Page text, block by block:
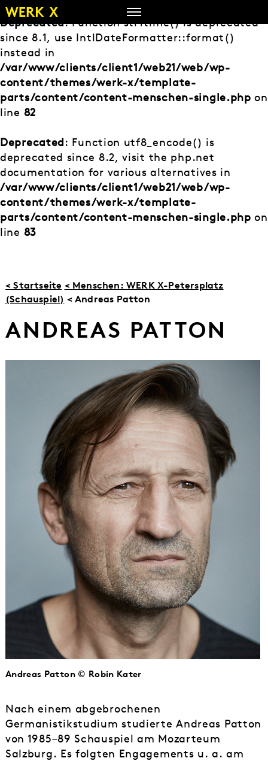
Zum
Inhalt
springen
Deprecated: Function strftime() is deprecated
since 8.1, use IntlDateFormatter::format()
instead in
/var/www/clients/client1/web21/web/wp-
content/themes/werk-x/template-
parts/content/content-menschen-single.php on
line 82
Deprecated: Function utf8_encode() is
deprecated since 8.2, visit the php.net
documentation for various alternatives in
/var/www/clients/client1/web21/web/wp-
content/themes/werk-x/template-
parts/content/content-menschen-single.php on
line 83
< Startseite < Menschen: WERK X-Petersplatz
(Schauspiel) < Andreas Patton
ANDREAS PATTON
Andreas Patton © Robin Kater
Nach einem abgebrochenen
Germanistikstudium studierte Andreas Patton
von 1985–89 Schauspiel am Mozarteum
Salzburg. Es folgten Engagements u. a. am